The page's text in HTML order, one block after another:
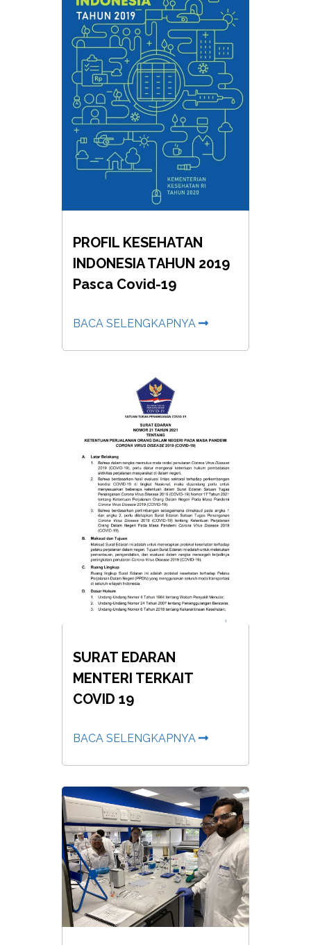
PROFIL KESEHATAN
INDONESIA TAHUN 2019
Pasca Covid-19
BACA SELENGKAPNYA
SURAT EDARAN
MENTERI TERKAIT
COVID 19
BACA SELENGKAPNYA